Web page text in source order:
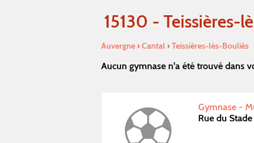
15130 - Teissières-
Auvergne›Cantal ›Teissières-lès-Bouliès
Aucun gymnase n'a été trouvé dans
Gymnase -
Rue du